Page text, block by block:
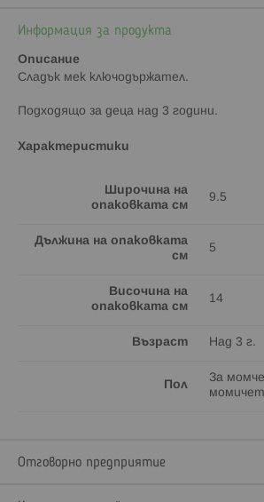
Информация за продукта
Описание
Сладък мек ключодържател.
Подходящо за деца над 3 години.
Характеристики
Широчина на
опаковката см
9.5
Дължина на опаковката
см
5
Височина на
опаковката см
14
Възраст Над 3 г.
Пол
За
Отговорно предприятие